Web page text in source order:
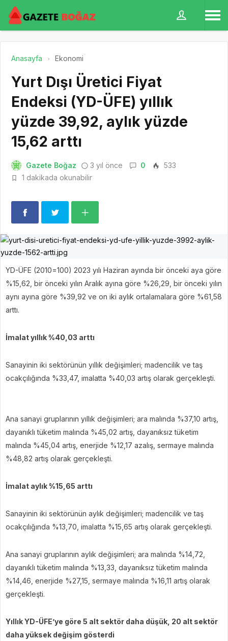
Anasayfa Ekonomi
Yurt Dışı Üretici Fiyat
Endeksi (YD-ÜFE) yıllık
yüzde 39,92, aylık yüzde
15,62 arttı
Gazete Boğaz 3 yıl önce 0
533
1 dakikada okunabilir
YD-ÜFE (2010=100) 2023 yılı Haziran ayında bir önceki aya göre
%15,62, bir önceki yılın Aralık ayına göre %26,29, bir önceki yılın
aynı ayına göre %39,92 ve on iki aylık ortalamalara göre %61,58
arttı.
İmalat yıllık %40,03 arttı
Sanayinin iki sektörünün yıllık değişimleri; madencilik ve taş
ocakçılığında %33,47, imalatta %40,03 artış olarak gerçekleşti.
Ana sanayi gruplarının yıllık değişimleri; ara malında %37,10 artış,
dayanıklı tüketim malında %45,02 artış, dayanıksız tüketim
malında %45,04 artış, enerjide %12,17 azalış, sermaye malında
%48,82 artış olarak gerçekleşti.
İmalat aylık %15,65 arttı
Sanayinin iki sektörünün aylık değişimleri; madencilik ve taş
ocakçılığında %13,70, imalatta %15,65 artış olarak gerçekleşti.
Ana sanayi gruplarının aylık değişimleri; ara malında %14,72,
dayanıklı tüketim malında %13,33, dayanıksız tüketim malında
%14,46, enerjide %27,15, sermaye malında %16,11 artış olarak
gerçekleşti.
Yıllık YD-ÜFE’ye göre 5 alt sektör daha düşük, 20 alt sektör
daha yüksek değişim gösterdi